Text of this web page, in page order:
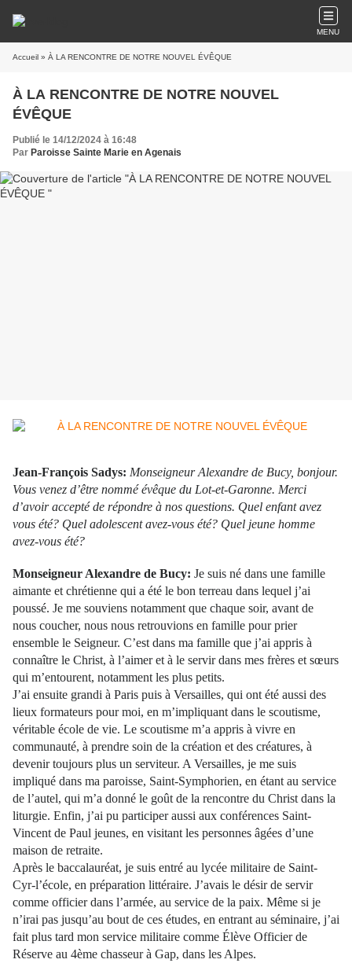
MENU
Accueil » À LA RENCONTRE DE NOTRE NOUVEL ÉVÊQUE
À LA RENCONTRE DE NOTRE NOUVEL
ÉVÊQUE
Publié le 14/12/2024 à 16:48
Par Paroisse Sainte Marie en Agenais
Jean-François Sadys: Monseigneur Alexandre de Bucy, bonjour.
Vous venez d’être nommé évêque du Lot-et-Garonne. Merci
d’avoir accepté de répondre à nos questions. Quel enfant avez
vous été? Quel adolescent avez-vous été? Quel jeune homme
avez-vous été?
Monseigneur Alexandre de Bucy: Je suis né dans une famille
aimante et chrétienne qui a été le bon terreau dans lequel j’ai
poussé. Je me souviens notamment que chaque soir, avant de
nous coucher, nous nous retrouvions en famille pour prier
ensemble le Seigneur. C’est dans ma famille que j’ai appris à
connaître le Christ, à l’aimer et à le servir dans mes frères et sœurs
qui m’entourent, notamment les plus petits.
J’ai ensuite grandi à Paris puis à Versailles, qui ont été aussi des
lieux formateurs pour moi, en m’impliquant dans le scoutisme,
véritable école de vie. Le scoutisme m’a appris à vivre en
communauté, à prendre soin de la création et des créatures, à
devenir toujours plus un serviteur. A Versailles, je me suis
impliqué dans ma paroisse, Saint-Symphorien, en étant au service
de l’autel, qui m’a donné le goût de la rencontre du Christ dans la
liturgie. Enfin, j’ai pu participer aussi aux conférences Saint-
Vincent de Paul jeunes, en visitant les personnes âgées d’une
maison de retraite.
Après le baccalauréat, je suis entré au lycée militaire de Saint-
Cyr-l’école, en préparation littéraire. J’avais le désir de servir
comme officier dans l’armée, au service de la paix. Même si je
n’irai pas jusqu’au bout de ces études, en entrant au séminaire, j’ai
fait plus tard mon service militaire comme Élève Officier de
Réserve au 4ème chasseur à Gap, dans les Alpes.